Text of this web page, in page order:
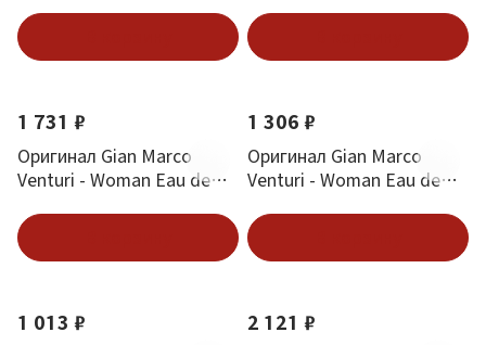
1 731 ₽
Оригинал Gian Marco
Venturi - Woman Eau de
1 306 ₽
Оригинал Gian Marco
Venturi - Woman Eau de
1 013 ₽ 2 121 ₽